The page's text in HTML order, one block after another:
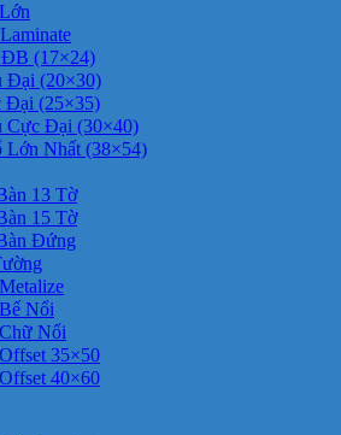
(17×24)
Đại (20×30)
Đại (25×35)
Cực Đại (30×40)
Nhất (38×54)
13 Tờ
15 Tờ
Đứng
Nổi
Nổi
35×50
40×60